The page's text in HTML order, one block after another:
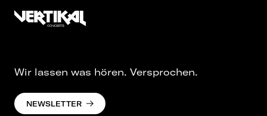
Wir lassen was hören. Versprochen.
NEWSLETTER